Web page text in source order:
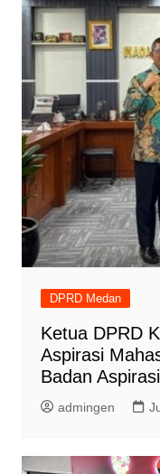
DPRD Medan
Ketua DPRD
Aspirasi
Badan
admingen